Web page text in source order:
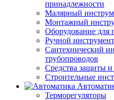
принадлежности
Малярный
Монтажный
Оборудование
Ручной инструмент
Сантехнический
трубопроводов
Средства защиты и
Строительные
Терморегуляторы